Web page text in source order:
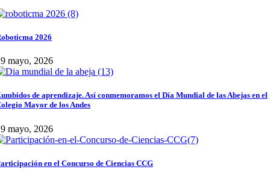
2026
mayo, 2026
de aprendizaje. Así conmemoramos el Día Mundial de las Abejas en el
Mayor de los Andes
mayo, 2026
en el Concurso de Ciencias CCG